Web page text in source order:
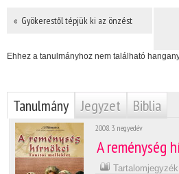
« Gyökerestől tépjük ki az önzést
Ehhez a tanulmányhoz nem található
Tanulmány Jegyzet Biblia
2008. 3. negyedév
A reménység
Tartalomjegyzék